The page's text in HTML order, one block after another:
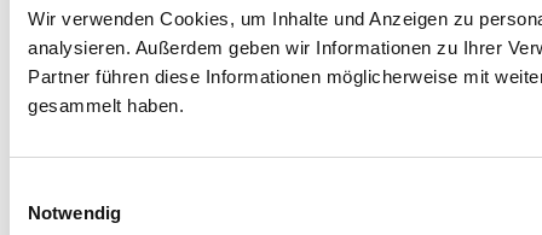
Wir verwenden Cookies, um Inhalte und Anzeigen zu
analysieren. Außerdem geben wir Informationen zu Ihrer
Partner führen diese Informationen möglicherweise mit
gesammelt haben.
Notwendig